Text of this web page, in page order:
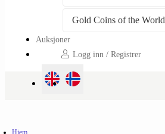
Gold Coins of the World
Auksjoner
Logg inn / Registrer
Hjem